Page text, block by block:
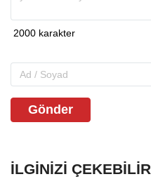
Gönder
İLGINIZI ÇEKEBILIR